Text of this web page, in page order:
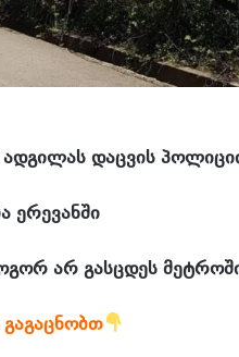
ადგილას დაცვის
არ გასცდეს მეტროში